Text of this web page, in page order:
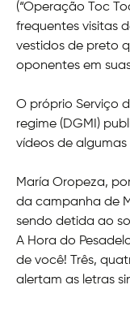
(“Operação Toc
frequentes visitas
vestidos de preto
oponentes em
O próprio Serviço
regime (DGMI)
vídeos de
María Oropeza,
da campanha de
sendo detida ao
A Hora do
de você! Três,
alertam as letras